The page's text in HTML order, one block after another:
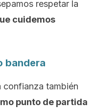
respetar la
cuidemos
bandera
confianza también
punto de partida